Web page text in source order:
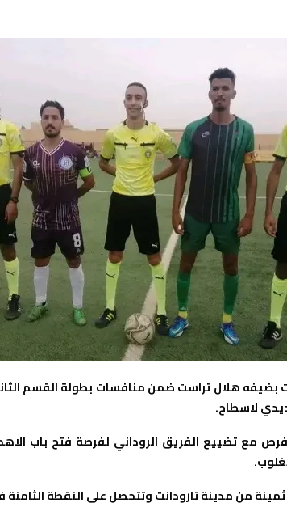
بضيفه هلال تراست ضمن منافسات بطولة القسم
لاسطاح.
مع تضييع الفريق الروداني لفرصة فتح باب
من مدينة تارودانت وتتحصل على النقطة الثامنة